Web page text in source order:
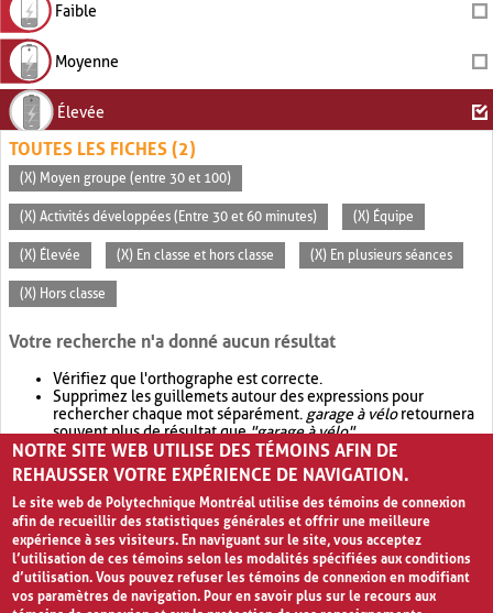
Faible
Moyenne
Élevée
TOUTES LES FICHES (2)
(X) Moyen groupe (entre 30 et 100)
(X) Activités développées (Entre 30 et 60 minutes) (X) Équipe
(X) Élevée (X) En classe et hors classe (X) En plusieurs séances
(X) Hors classe
Votre recherche n'a donné aucun résultat
Vérifiez que l'orthographe est correcte.
Supprimez les guillemets autour des expressions pour
rechercher chaque mot séparément. garage à véloretournera
souvent plus de résultat que"garage à vélo".
Envisagez d'élargir votre recherche avec OR.garage OR vélo
retournera souvent plus de résultat quegarage à vélo
NOTRE SITE WEB UTILISE DES TÉMOINS AFIN DE
REHAUSSER VOTRE EXPÉRIENCE DE NAVIGATION.
Le site web de Polytechnique Montréal utilise des témoins de connexion
afin de recueillir des statistiques générales et offrir une meilleure
expérience à ses visiteurs. En naviguant sur le site, vous acceptez
l’utilisation de ces témoins selon les modalités spécifiées aux conditions
d’utilisation. Vous pouvez refuser les témoins de connexion en modifiant
vos paramètres de navigation. Pour en savoir plus sur le recours aux